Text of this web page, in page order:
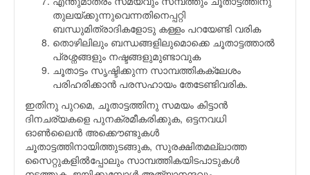
തുലയ്ക്കുന്നുവെന്നതിനെപ്പറ്റി
ബന്ധുമിത്രാദികളോടു കള്ളം പറയേണ്ടി വരിക
തൊഴിലിലും ബന്ധങ്ങളിലുമൊക്കെ ചൂതാട്ടത്താല്‍
പ്രശ്നങ്ങളും നഷ്ടങ്ങളുമുണ്ടാവുക
ചൂതാട്ടം സൃഷ്ടിക്കുന്ന സാമ്പത്തികക്ലേശം
പരിഹരിക്കാന്‍ പരസഹായം തേടേണ്ടിവരിക.
ഇതിനു പുറമെ, ചൂതാട്ടത്തിനു സമയം കിട്ടാന്‍
ദിനചര്യകളെ പുനക്രമീകരിക്കുക, ഒട്ടനവധി
ഓണ്‍ലൈന്‍ അക്കൌണ്ടുകള്‍
ചൂതാട്ടത്തിനായിത്തുടങ്ങുക, സുരക്ഷിതമല്ലാത്ത
സൈറ്റുകളില്‍പ്പോലും സാമ്പത്തികയിടപാടുകള്‍